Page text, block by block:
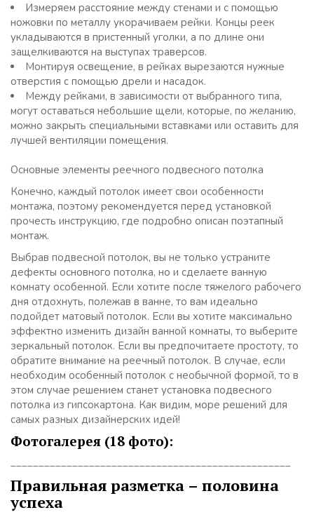
Измеряем расстояние между стенами и с помощью
ножовки по металлу укорачиваем рейки. Концы реек
укладываются в пристенный уголки, а по длине они
защелкиваются на выступах траверсов.
Монтируя освещение, в рейках вырезаются нужные
отверстия с помощью дрели и насадок.
Между рейками, в зависимости от выбранного типа,
могут оставаться небольшие щели, которые, по желанию,
можно закрыть специальными вставками или оставить для
лучшей вентиляции помещения.
Основные элементы реечного подвесного потолка
Конечно, каждый потолок имеет свои особенности
монтажа, поэтому рекомендуется перед установкой
прочесть инструкцию, где подробно описан поэтапный
монтаж.
Выбрав подвесной потолок, вы не только устраните
дефекты основного потолка, но и сделаете ванную
комнату особенной. Если хотите после тяжелого рабочего
дня отдохнуть, полежав в ванне, то вам идеально
подойдет матовый потолок. Если вы хотите максимально
эффектно изменить дизайн ванной комнаты, то выберите
зеркальный потолок. Если вы предпочитаете простоту, то
обратите внимание на реечный потолок. В случае, если
необходим особенный потолок с необычной формой, то в
этом случае решением станет установка подвесного
потолка из гипсокартона. Как видим, море решений для
самых разных дизайнерских идей!
Фотогалерея (18 фото):
__________________________________________________
Правильная разметка – половина
успеха